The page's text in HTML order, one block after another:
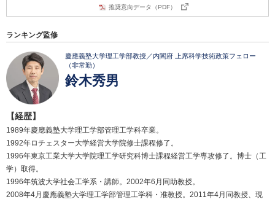
推奨意向データ（PDF）
ランキング監修
慶應義塾大学理工学部教授／内閣府 上席科学技術政策フェロー
（非常勤）
鈴木秀男
【経歴】
1989年慶應義塾大学理工学部管理工学科卒業。
1992年ロチェスター大学経営大学院修士課程修了。
1996年東京工業大学大学院理工学研究科博士課程経営工学専攻修了。博士（工
学）取得。
1996年筑波大学社会工学系・講師。2002年6月同助教授。
2008年4月慶應義塾大学理工学部管理工学科・准教授。2011年4月同教授、現